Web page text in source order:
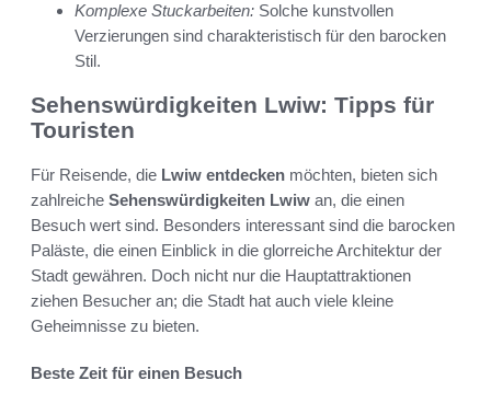
Komplexe Stuckarbeiten: Solche kunstvollen
Verzierungen sind charakteristisch für den barocken
Stil.
Sehenswürdigkeiten Lwiw: Tipps für
Touristen
Für Reisende, die Lwiw entdecken möchten, bieten sich
zahlreiche Sehenswürdigkeiten Lwiw an, die einen
Besuch wert sind. Besonders interessant sind die barocken
Paläste, die einen Einblick in die glorreiche Architektur der
Stadt gewähren. Doch nicht nur die Hauptattraktionen
ziehen Besucher an; die Stadt hat auch viele kleine
Geheimnisse zu bieten.
Beste Zeit für einen Besuch